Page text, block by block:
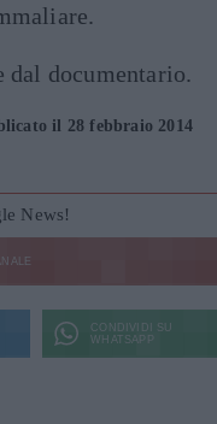
documentario.
il 28 febbraio 2014
News!
CONDIVIDI SU
WHATSAPP